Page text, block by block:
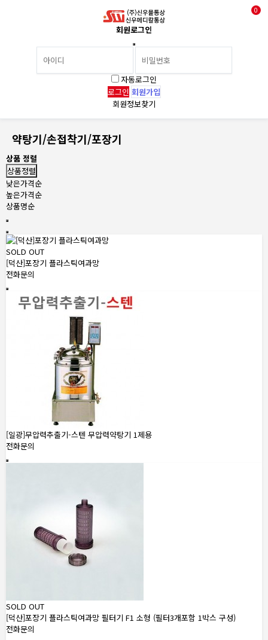
0
회원로그인
자동로그인
회원가입
회원정보찾기
약탕기/손접착기/포장기
상품 정렬
상품정렬
낮은가격순
높은가격순
상품명순
SOLD OUT
[덕산]포장기 플라스틱여과망
전화문의
[일광]무압력추출기-스텐 무압력약탕기 1제용
전화문의
SOLD OUT
[덕산]포장기 플라스틱여과망 필터기 F1 소형 (필터3개포함 1박스 구성)
전화문의